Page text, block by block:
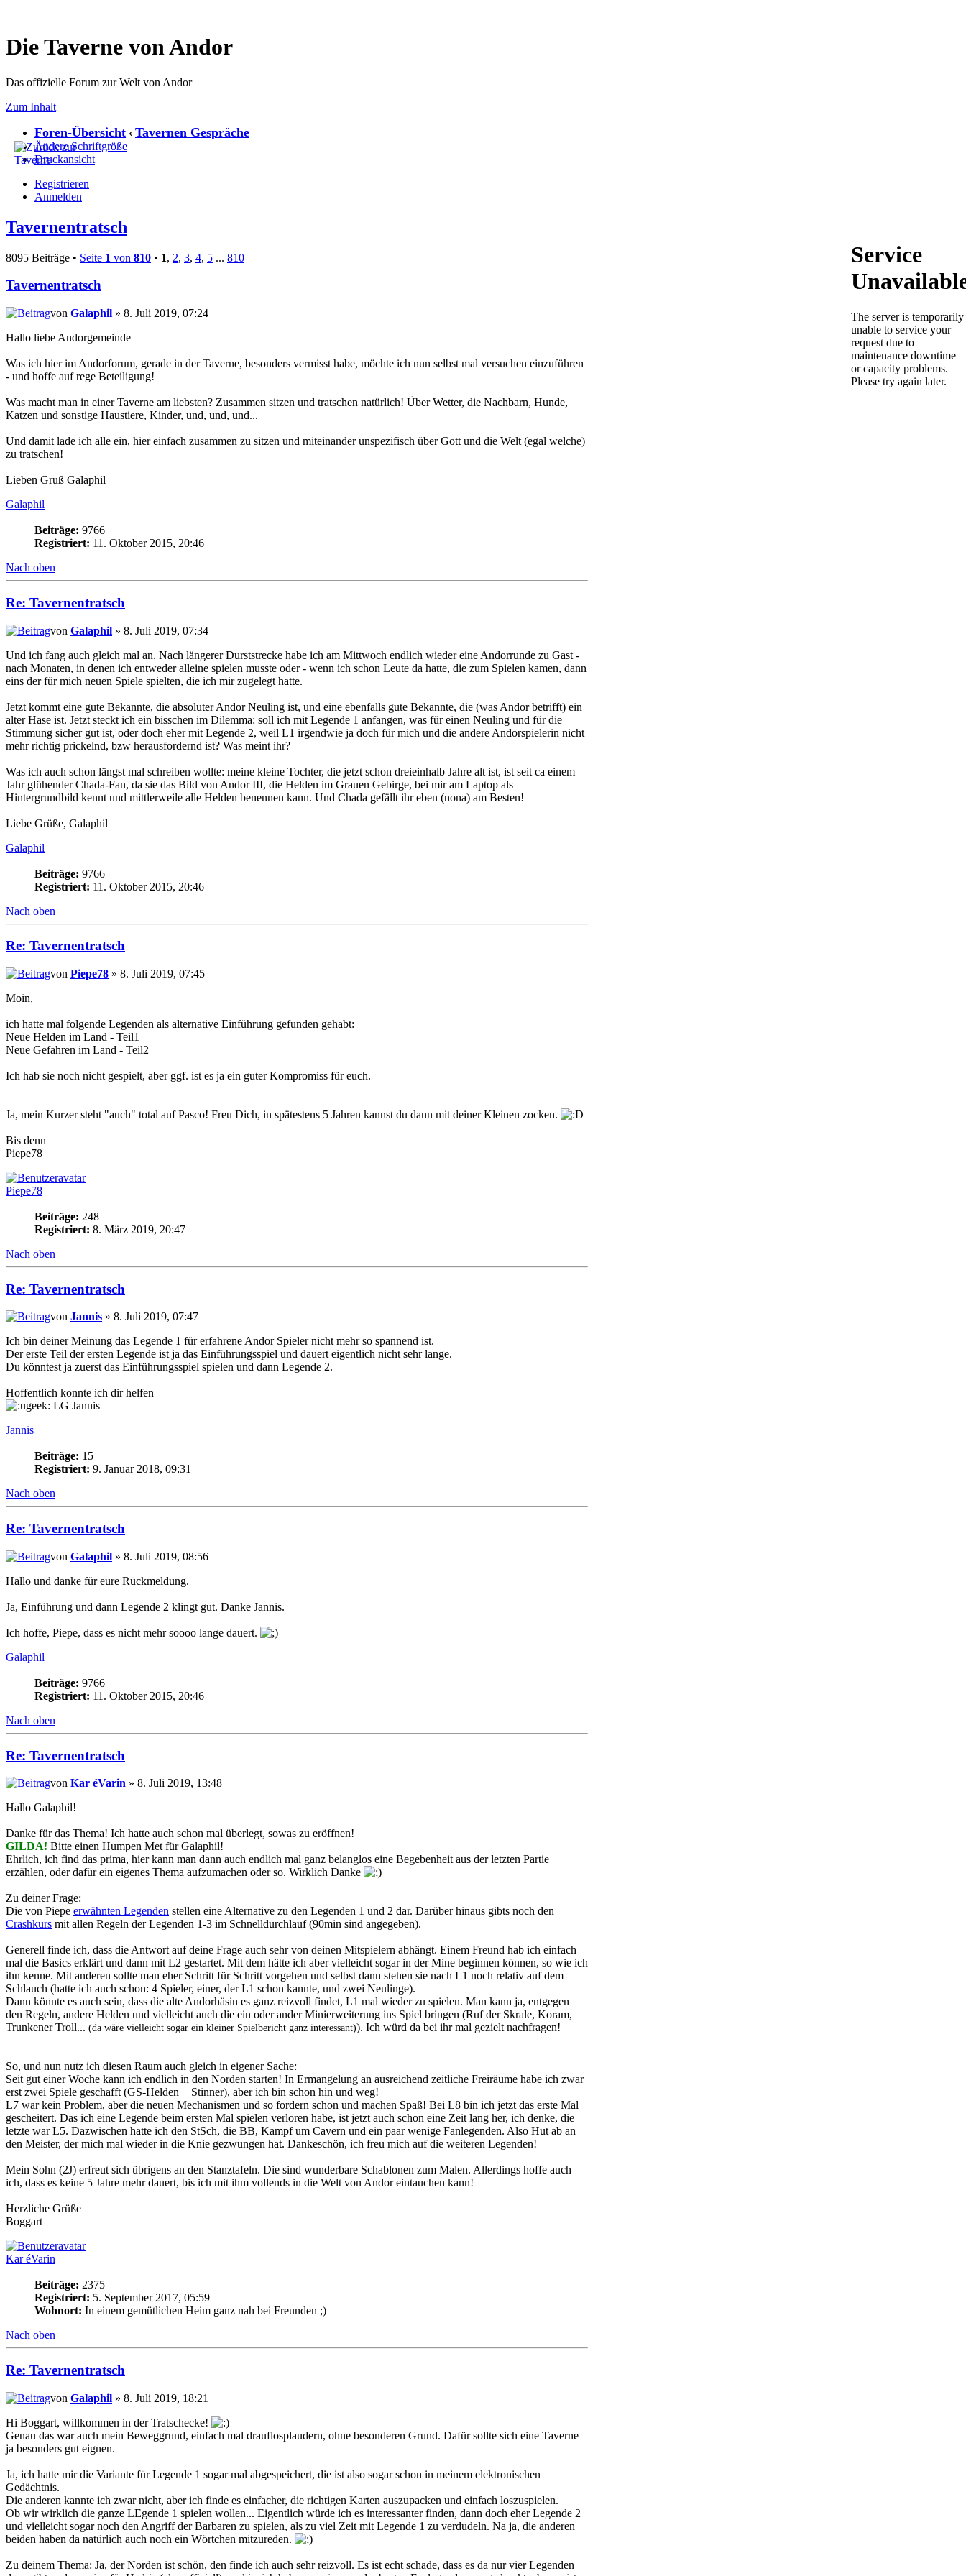
Die Taverne von Andor
Das offizielle Forum zur Welt von Andor
Zum Inhalt
Foren-Übersicht ‹ Tavernen Gespräche
Ändere Schriftgröße
Druckansicht
Registrieren
Anmelden
Tavernentratsch
8095 Beiträge • Seite 1 von 810 • 1, 2, 3, 4, 5 ... 810
Tavernentratsch
von Galaphil » 8. Juli 2019, 07:24
Hallo liebe Andorgemeinde
Was ich hier im Andorforum, gerade in der Taverne, besonders vermisst habe, möchte ich nun selbst mal versuchen einzuführen
- und hoffe auf rege Beteiligung!
Was macht man in einer Taverne am liebsten? Zusammen sitzen und tratschen natürlich! Über Wetter, die Nachbarn, Hunde,
Katzen und sonstige Haustiere, Kinder, und, und, und...
Und damit lade ich alle ein, hier einfach zusammen zu sitzen und miteinander unspezifisch über Gott und die Welt (egal welche)
zu tratschen!
Lieben Gruß Galaphil
Galaphil
Beiträge: 9766
Registriert: 11. Oktober 2015, 20:46
Nach oben
Re: Tavernentratsch
von Galaphil » 8. Juli 2019, 07:34
Und ich fang auch gleich mal an. Nach längerer Durststrecke habe ich am Mittwoch endlich wieder eine Andorrunde zu Gast -
nach Monaten, in denen ich entweder alleine spielen musste oder - wenn ich schon Leute da hatte, die zum Spielen kamen, dann
eins der für mich neuen Spiele spielten, die ich mir zugelegt hatte.
Jetzt kommt eine gute Bekannte, die absoluter Andor Neuling ist, und eine ebenfalls gute Bekannte, die (was Andor betrifft) ein
alter Hase ist. Jetzt steckt ich ein bisschen im Dilemma: soll ich mit Legende 1 anfangen, was für einen Neuling und für die
Stimmung sicher gut ist, oder doch eher mit Legende 2, weil L1 irgendwie ja doch für mich und die andere Andorspielerin nicht
mehr richtig prickelnd, bzw herausfordernd ist? Was meint ihr?
Was ich auch schon längst mal schreiben wollte: meine kleine Tochter, die jetzt schon dreieinhalb Jahre alt ist, ist seit ca einem
Jahr glühender Chada-Fan, da sie das Bild von Andor III, die Helden im Grauen Gebirge, bei mir am Laptop als
Hintergrundbild kennt und mittlerweile alle Helden benennen kann. Und Chada gefällt ihr eben (nona) am Besten!
Liebe Grüße, Galaphil
Galaphil
Beiträge: 9766
Registriert: 11. Oktober 2015, 20:46
Nach oben
Re: Tavernentratsch
von Piepe78 » 8. Juli 2019, 07:45
Moin,
ich hatte mal folgende Legenden als alternative Einführung gefunden gehabt:
Neue Helden im Land - Teil1
Neue Gefahren im Land - Teil2
Ich hab sie noch nicht gespielt, aber ggf. ist es ja ein guter Kompromiss für euch.
Ja, mein Kurzer steht "auch" total auf Pasco! Freu Dich, in spätestens 5 Jahren kannst du dann mit deiner Kleinen zocken.
Bis denn
Piepe78
Piepe78
Beiträge: 248
Registriert: 8. März 2019, 20:47
Nach oben
Re: Tavernentratsch
von Jannis » 8. Juli 2019, 07:47
Ich bin deiner Meinung das Legende 1 für erfahrene Andor Spieler nicht mehr so spannend ist.
Der erste Teil der ersten Legende ist ja das Einführungsspiel und dauert eigentlich nicht sehr lange.
Du könntest ja zuerst das Einführungsspiel spielen und dann Legende 2.
Hoffentlich konnte ich dir helfen
LG Jannis
Jannis
Beiträge: 15
Registriert: 9. Januar 2018, 09:31
Nach oben
Re: Tavernentratsch
von Galaphil » 8. Juli 2019, 08:56
Hallo und danke für eure Rückmeldung.
Ja, Einführung und dann Legende 2 klingt gut. Danke Jannis.
Ich hoffe, Piepe, dass es nicht mehr soooo lange dauert.
Galaphil
Beiträge: 9766
Registriert: 11. Oktober 2015, 20:46
Nach oben
Re: Tavernentratsch
von Kar éVarin » 8. Juli 2019, 13:48
Hallo Galaphil!
Danke für das Thema! Ich hatte auch schon mal überlegt, sowas zu eröffnen!
GILDA! Bitte einen Humpen Met für Galaphil!
Ehrlich, ich find das prima, hier kann man dann auch endlich mal ganz belanglos eine Begebenheit aus der letzten Partie
erzählen, oder dafür ein eigenes Thema aufzumachen oder so. Wirklich Danke
Zu deiner Frage:
Die von Piepe erwähnten Legenden stellen eine Alternative zu den Legenden 1 und 2 dar. Darüber hinaus gibts noch den
Crashkurs mit allen Regeln der Legenden 1-3 im Schnelldurchlauf (90min sind angegeben).
Generell finde ich, dass die Antwort auf deine Frage auch sehr von deinen Mitspielern abhängt. Einem Freund hab ich einfach
mal die Basics erklärt und dann mit L2 gestartet. Mit dem hätte ich aber vielleicht sogar in der Mine beginnen können, so wie ich
ihn kenne. Mit anderen sollte man eher Schritt für Schritt vorgehen und selbst dann stehen sie nach L1 noch relativ auf dem
Schlauch (hatte ich auch schon: 4 Spieler, einer, der L1 schon kannte, und zwei Neulinge).
Dann könnte es auch sein, dass die alte Andorhäsin es ganz reizvoll findet, L1 mal wieder zu spielen. Man kann ja, entgegen
den Regeln, andere Helden und vielleicht auch die ein oder ander Minierweiterung ins Spiel bringen (Ruf der Skrale, Koram,
Trunkener Troll... (da wäre vielleicht sogar ein kleiner Spielbericht ganz interessant)). Ich würd da bei ihr mal gezielt nachfragen!
So, und nun nutz ich diesen Raum auch gleich in eigener Sache:
Seit gut einer Woche kann ich endlich in den Norden starten! In Ermangelung an ausreichend zeitliche Freiräume habe ich zwar
erst zwei Spiele geschafft (GS-Helden + Stinner), aber ich bin schon hin und weg!
L7 war kein Problem, aber die neuen Mechanismen und so fordern schon und machen Spaß! Bei L8 bin ich jetzt das erste Mal
gescheitert. Das ich eine Legende beim ersten Mal spielen verloren habe, ist jetzt auch schon eine Zeit lang her, ich denke, die
letzte war L5. Dazwischen hatte ich den StSch, die BB, Kampf um Cavern und ein paar wenige Fanlegenden. Also Hut ab an
den Meister, der mich mal wieder in die Knie gezwungen hat. Dankeschön, ich freu mich auf die weiteren Legenden!
Mein Sohn (2J) erfreut sich übrigens an den Stanztafeln. Die sind wunderbare Schablonen zum Malen. Allerdings hoffe auch
ich, dass es keine 5 Jahre mehr dauert, bis ich mit ihm vollends in die Welt von Andor eintauchen kann!
Herzliche Grüße
Boggart
Kar éVarin
Beiträge: 2375
Registriert: 5. September 2017, 05:59
Wohnort: In einem gemütlichen Heim ganz nah bei Freunden ;)
Nach oben
Re: Tavernentratsch
von Galaphil » 8. Juli 2019, 18:21
Hi Boggart, willkommen in der Tratschecke!
Genau das war auch mein Beweggrund, einfach mal drauflosplaudern, ohne besonderen Grund. Dafür sollte sich eine Taverne
ja besonders gut eignen.
Ja, ich hatte mir die Variante für Legende 1 sogar mal abgespeichert, die ist also sogar schon in meinem elektronischen
Gedächtnis.
Die anderen kannte ich zwar nicht, aber ich finde es einfacher, die richtigen Karten auszupacken und einfach loszuspielen.
Ob wir wirklich die ganze LEgende 1 spielen wollen... Eigentlich würde ich es interessanter finden, dann doch eher Legende 2
und vielleicht sogar noch den Angriff der Barbaren zu spielen, als zu viel Zeit mit Legende 1 zu verdudeln. Na ja, die anderen
beiden haben da natürlich auch noch ein Wörtchen mitzureden.
Zu deinem Thema: Ja, der Norden ist schön, den finde ich auch sehr reizvoll. Es ist echt schade, dass es da nur vier Legenden